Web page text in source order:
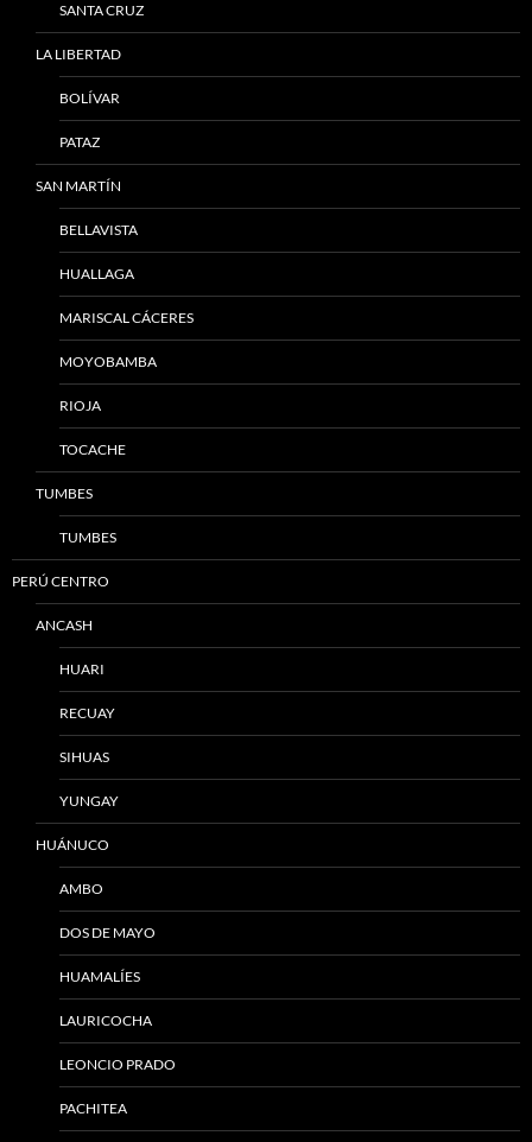
SANTA CRUZ
LA LIBERTAD
BOLÍVAR
PATAZ
SAN MARTÍN
BELLAVISTA
HUALLAGA
MARISCAL CÁCERES
MOYOBAMBA
RIOJA
TOCACHE
TUMBES
TUMBES
PERÚ CENTRO
ANCASH
HUARI
RECUAY
SIHUAS
YUNGAY
HUÁNUCO
AMBO
DOS DE MAYO
HUAMALÍES
LAURICOCHA
LEONCIO PRADO
PACHITEA